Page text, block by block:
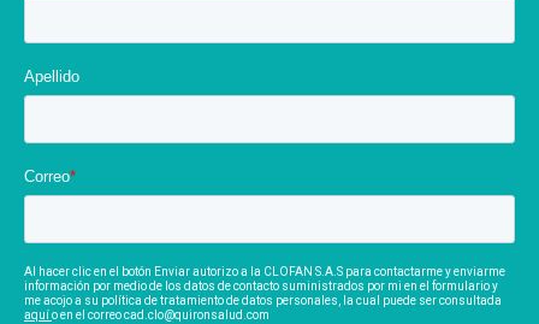
Apellido
Correo*
Al hacer clic en el botón Enviar autorizo a la CLOFAN S.A.S para contactarme y enviarme
información por medio de los datos de contacto suministrados por mi en el formulario y
me acojo a su política de tratamiento de datos personales, la cual puede ser consultada
aquío en el correo cad.clo@quironsalud.com